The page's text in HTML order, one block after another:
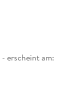
- erscheint am: